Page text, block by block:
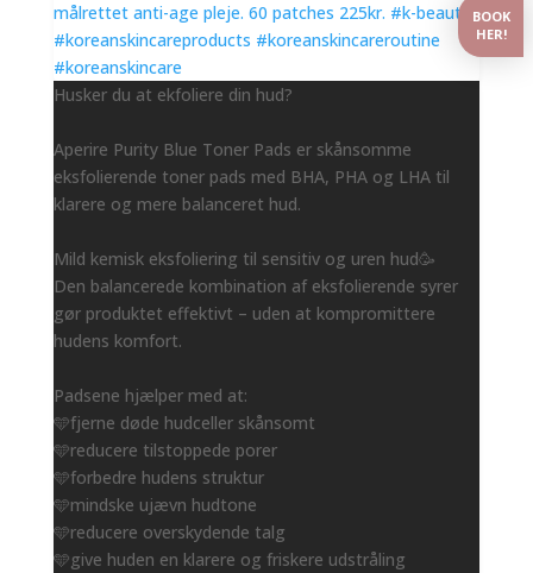
Husker du at ekfoliere din hud?
Aperire Purity Blue Toner Pads er skånsomme
eksfolierende toner pads med BHA, PHA og LHA til
klarere og mere balanceret hud.
Mild kemisk eksfoliering til sensitiv og uren hud🥳
Den balancerede kombination af eksfolierende syrer
gør produktet effektivt – uden at kompromittere
hudens komfort.
Padsene hjælper med at:
🩵fjerne døde hudceller skånsomt
🩵reducere tilstoppede porer
🩵forbedre hudens struktur
🩵mindske ujævn hudtone
🩵reducere overskydende talg
🩵give huden en klarere og friskere udstråling
BOOK
HER!